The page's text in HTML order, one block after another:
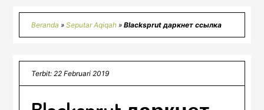
Beranda »Seputar Aqiqah »Blacksprut даркнет ссылка
Terbit: 22 Februari 2019